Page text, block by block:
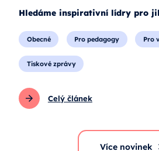
Hledáme inspirativní lídry pro
Obecné Pro pedagogy Pro
Tiskové zprávy
Celý článek
Více novinek